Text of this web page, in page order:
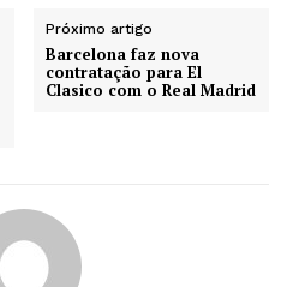
Próximo artigo
Barcelona faz nova
contratação para El
Clasico com o Real Madrid